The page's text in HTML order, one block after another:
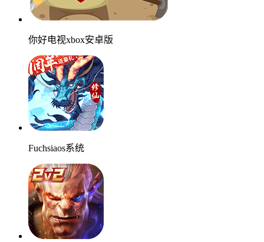
你好电视xbox安卓版
Fuchsiaos系统